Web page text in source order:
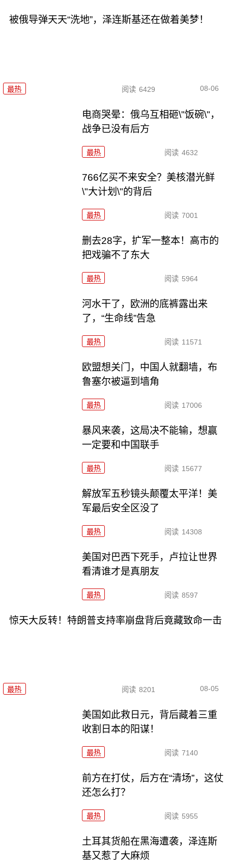
被俄导弹天天“洗地”，泽连斯基还在做着美梦！
最热 阅读 6429 08-06
电商哭晕：俄乌互相砸\"饭碗\"，
战争已没有后方
最热 阅读 4632
766亿买不来安全？美核潜光鲜
\"大计划\"的背后
最热 阅读 7001
删去28字，扩军一整本！高市的
把戏骗不了东大
最热 阅读 5964
河水干了，欧洲的底裤露出来
了，“生命线”告急
最热 阅读 11571
欧盟想关门，中国人就翻墙，布
鲁塞尔被逼到墙角
最热 阅读 17006
暴风来袭，这局决不能输，想赢
一定要和中国联手
最热 阅读 15677
解放军五秒镜头颠覆太平洋！美
军最后安全区没了
最热 阅读 14308
美国对巴西下死手，卢拉让世界
看清谁才是真朋友
最热 阅读 8597
惊天大反转！特朗普支持率崩盘背后竟藏致命一击
最热 阅读 8201 08-05
美国如此救日元，背后藏着三重
收割日本的阳谋！
最热 阅读 7140
前方在打仗，后方在“清场”，这仗
还怎么打？
最热 阅读 5955
土耳其货船在黑海遭袭，泽连斯
基又惹了大麻烦